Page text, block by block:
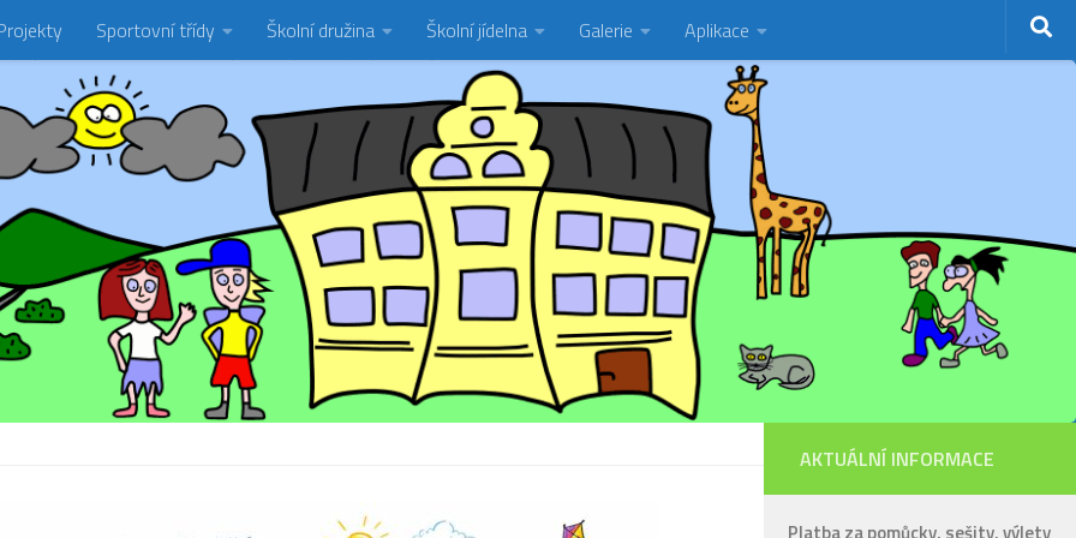
Sportovní třídy Školní družina Školní jídelna Galerie Aplikace
AKTUÁLNÍ INFORMACE